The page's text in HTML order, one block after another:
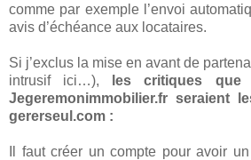
comme par exemple l’envoi
avis d’échéance aux locataires.
Si j’exclus la mise en avant de
intrusif ici…),
les critiques que
Jegeremonimmobilier.fr seraient
gererseul.com :
Il faut créer un compte pour avoir